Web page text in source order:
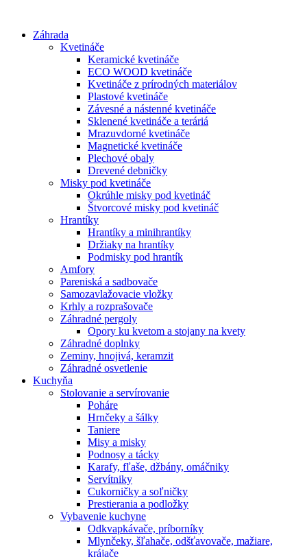
obsah
Záhrada
Kvetináče
Keramické kvetináče
ECO WOOD kvetináče
Kvetináče z prírodných materiálov
Plastové kvetináče
Závesné a nástenné kvetináče
Sklenené kvetináče a teráriá
Mrazuvdorné kvetináče
Magnetické kvetináče
Plechové obaly
Drevené debničky
Misky pod kvetináče
Okrúhle misky pod kvetináč
Štvorcové misky pod kvetináč
Hrantíky
Hrantíky a minihrantíky
Držiaky na hrantíky
Podmisky pod hrantík
Amfory
Pareniská a sadbovače
Samozavlažovacie vložky
Krhly a rozprašovače
Záhradné pergoly
Opory ku kvetom a stojany na kvety
Záhradné doplnky
Zeminy, hnojivá, keramzit
Záhradné osvetlenie
Kuchyňa
Stolovanie a servírovanie
Poháre
Hrnčeky a šálky
Taniere
Misy a misky
Podnosy a tácky
Karafy, fľaše, džbány, omáčniky
Servítniky
Cukorničky a soľničky
Prestierania a podložky
Vybavenie kuchyne
Odkvapkávače, príborníky
Mlynčeky, šľahače, odšťavovače, mažiare,
krájače